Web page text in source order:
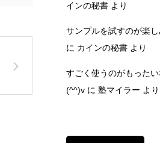
インの秘書 より
サンプルを試すのが楽
に カインの秘書 より
すごく使うのがもった
(^^)v に 塾マイラー より